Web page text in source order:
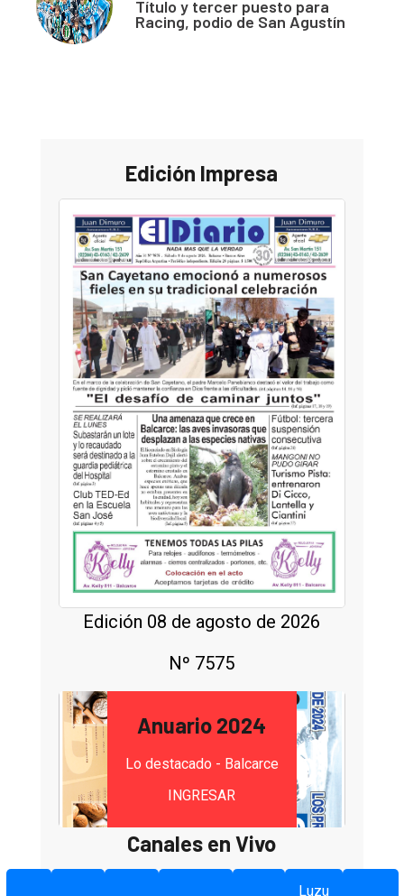
Título y tercer puesto para
Racing, podio de San Agustín
Edición Impresa
Edición 08 de agosto de 2026
Nº 7575
Anuario 2024
Lo destacado - Balcarce
INGRESAR
Canales en Vivo
Luzu